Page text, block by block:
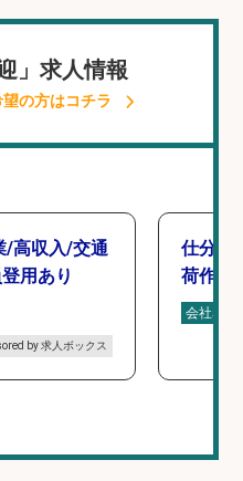
」求人情報
の方はコチラ
/高収入/交通
用あり
by 求人ボックス
仕分け
荷作業
会社名